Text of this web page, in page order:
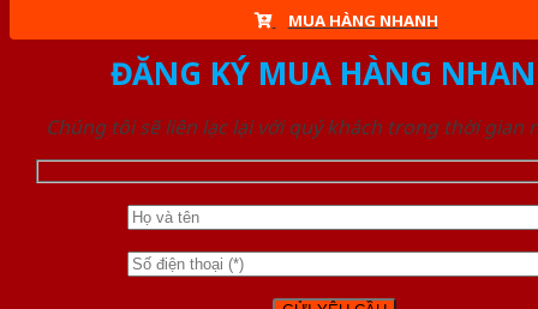
MUA HÀNG NHANH
ĐĂNG KÝ MUA HÀNG
Chúng tôi sẽ liên lạc lại với quý khách trong thời gian